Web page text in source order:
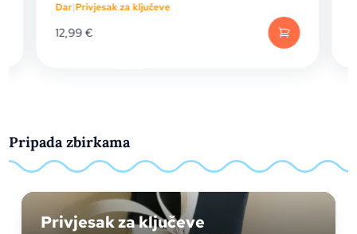
Dar|Privjesak za ključeve
12,99€
Pripada zbirkama
Privjesak za ključeve